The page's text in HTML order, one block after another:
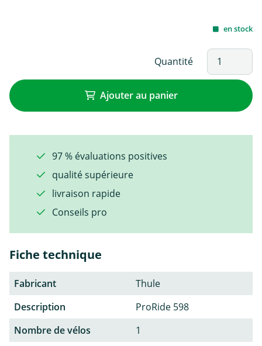
en stock
Quantité
Ajouter au panier
97 % évaluations positives
qualité supérieure
livraison rapide
Conseils pro
Fiche technique
Fabricant
Thule
Description
ProRide 598
Nombre de vélos
1